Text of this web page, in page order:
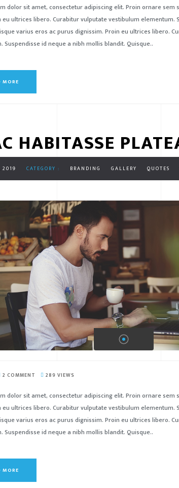
dolor sit amet, consectetur adipiscing elit. Proin ornare
eu ultrices libero. Curabitur vulputate vestibulum elementum.
varius eros ac purus dignissim. Proin eu ultrices libero.
Suspendisse id neque a nibh mollis blandit. Quisque..
MORE
HABITASSE
2019 CATEGORY : BRANDING GALLERY QUOTES
2 COMMENT 289 VIEWS
dolor sit amet, consectetur adipiscing elit. Proin ornare
eu ultrices libero. Curabitur vulputate vestibulum elementum.
varius eros ac purus dignissim. Proin eu ultrices libero.
Suspendisse id neque a nibh mollis blandit. Quisque..
MORE